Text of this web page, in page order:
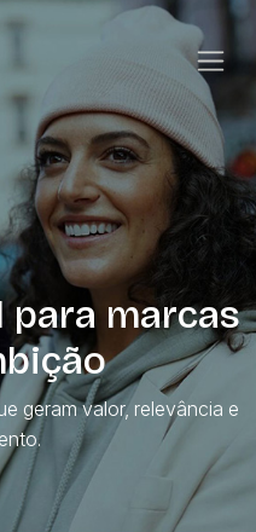
marcas
geram valor, relevância e